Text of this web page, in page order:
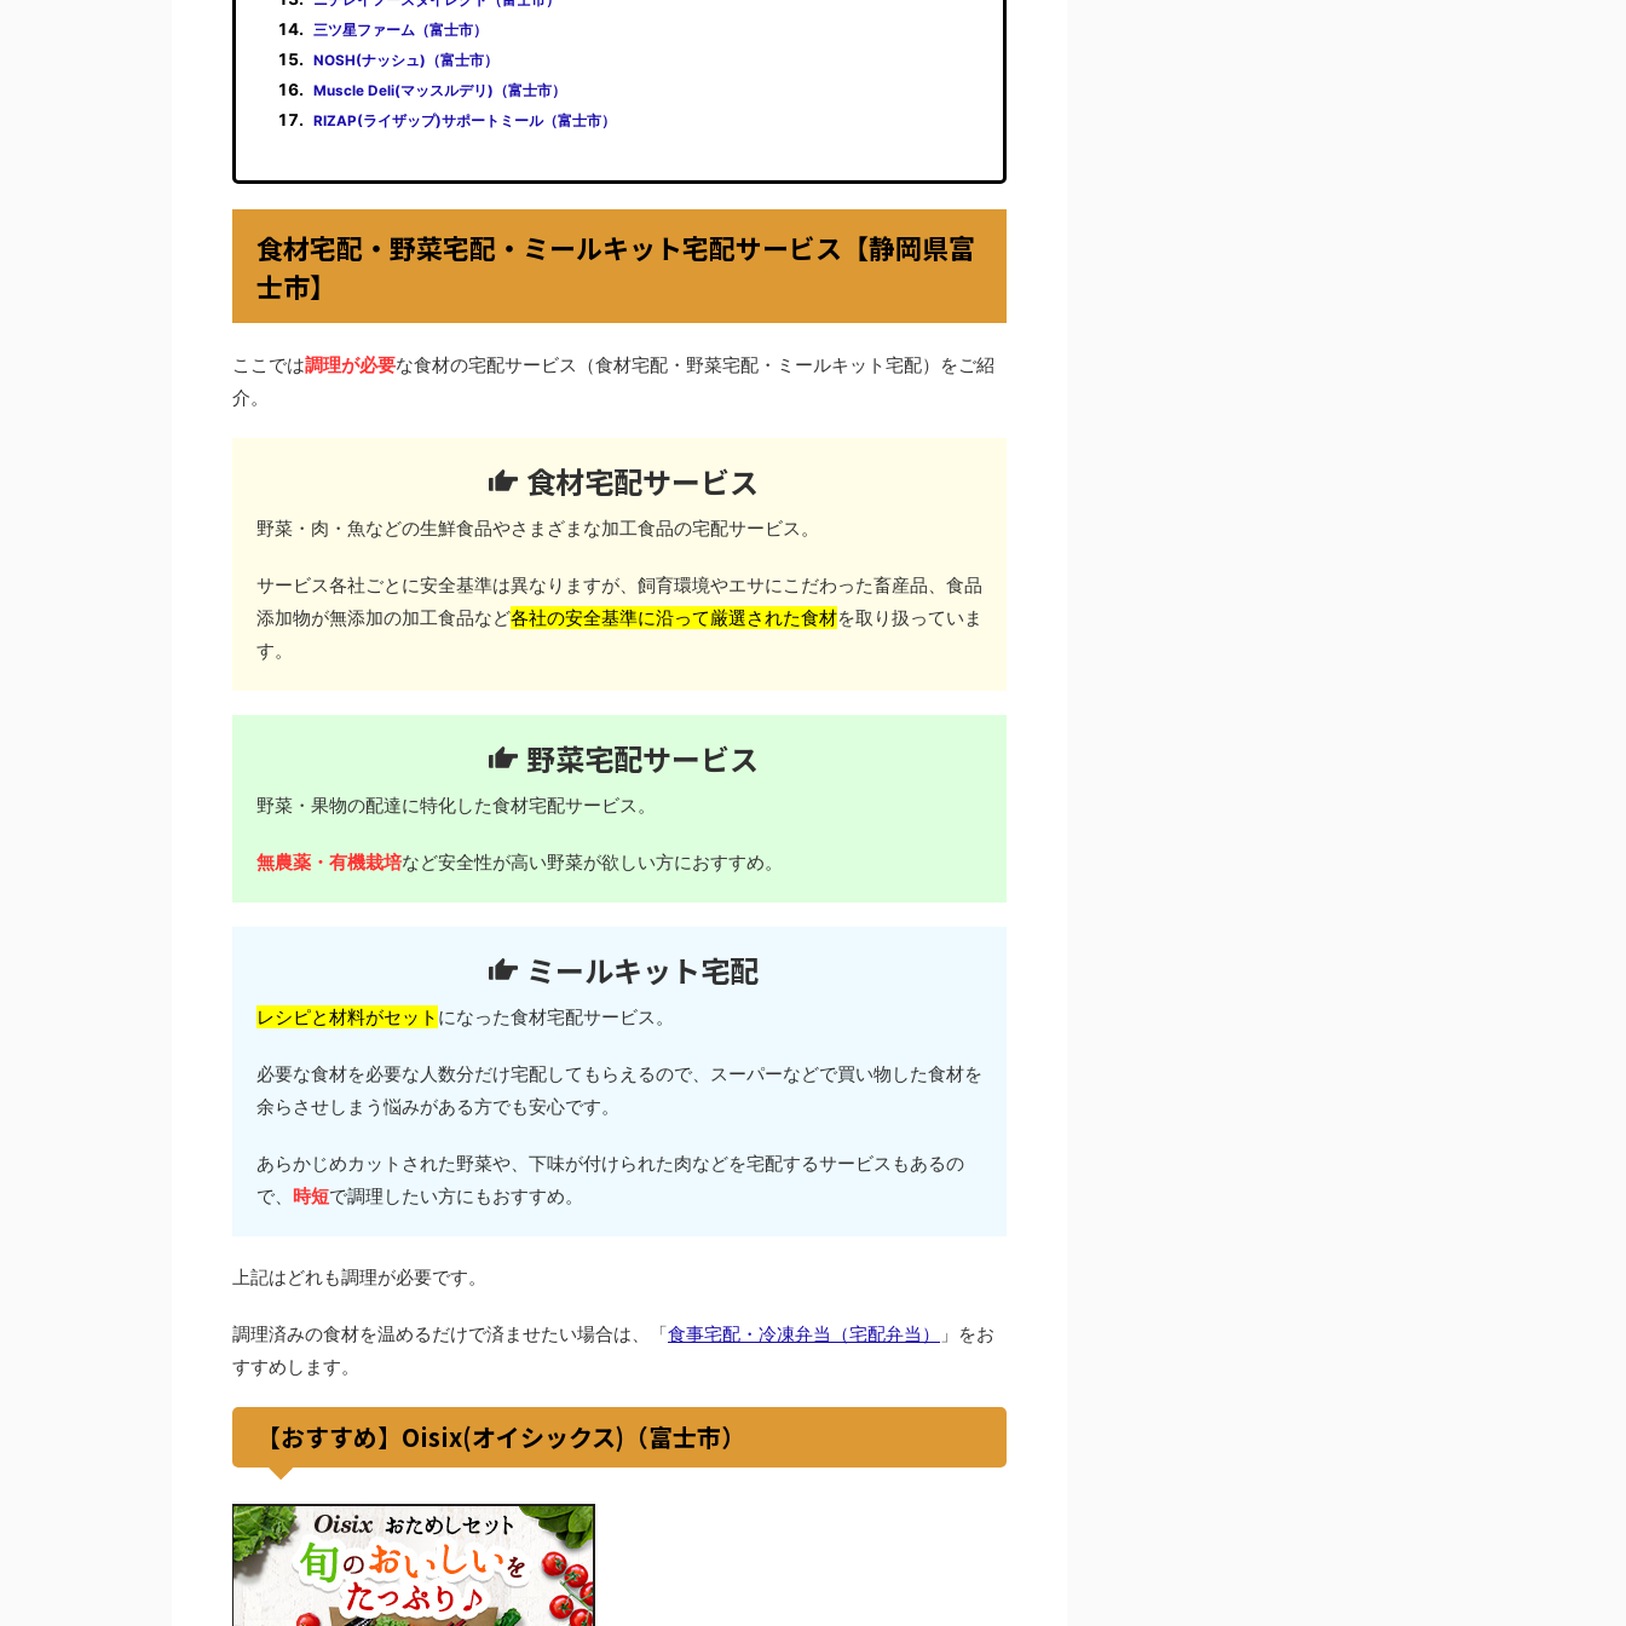
三ツ星ファーム（富士市）
NOSH(ナッシュ)（富士市）
Muscle Deli(マッスルデリ)（富士市）
RIZAP(ライザップ)サポートミール（富士市）
食材宅配・野菜宅配・ミールキット宅配サービス【静岡県富
士市】
ここでは調理が必要な食材の宅配サービス（食材宅配・野菜宅配・ミールキット宅配）をご紹
介。
食材宅配サービス
野菜・肉・魚などの生鮮食品やさまざまな加工食品の宅配サービス。
サービス各社ごとに安全基準は異なりますが、飼育環境やエサにこだわった畜産品、食品
添加物が無添加の加工食品など各社の安全基準に沿って厳選された食材を取り扱っていま
す。
野菜宅配サービス
野菜・果物の配達に特化した食材宅配サービス。
無農薬・有機栽培など安全性が高い野菜が欲しい方におすすめ。
ミールキット宅配
レシピと材料がセット になった食材宅配サービス。
必要な食材を必要な人数分だけ宅配してもらえるので、スーパーなどで買い物した食材を
余らさせしまう悩みがある方でも安心です。
あらかじめカットされた野菜や、下味が付けられた肉などを宅配するサービスもあるの
で、 時短で調理したい方にもおすすめ。
上記はどれも調理が必要です。
調理済みの食材を温めるだけで済ませたい場合は、「食事宅配・冷凍弁当（宅配弁当）
」をお
すすめします。
【おすすめ】Oisix(オイシックス)（富士市）